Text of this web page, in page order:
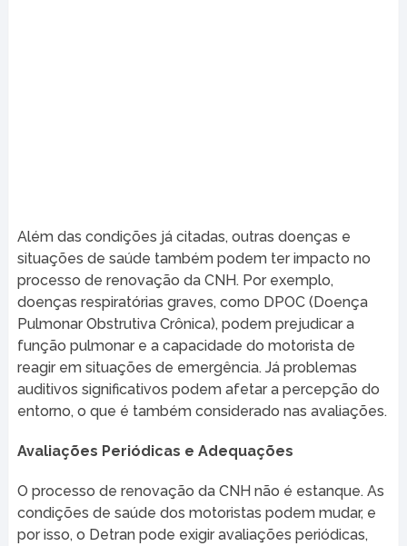
Além das condições já citadas, outras doenças e
situações de saúde também podem ter impacto no
processo de renovação da CNH. Por exemplo,
doenças respiratórias graves, como DPOC (Doença
Pulmonar Obstrutiva Crônica), podem prejudicar a
função pulmonar e a capacidade do motorista de
reagir em situações de emergência. Já problemas
auditivos significativos podem afetar a percepção do
entorno, o que é também considerado nas avaliações.
Avaliações Periódicas e Adequações
O processo de renovação da CNH não é estanque. As
condições de saúde dos motoristas podem mudar, e
por isso, o Detran pode exigir avaliações periódicas,